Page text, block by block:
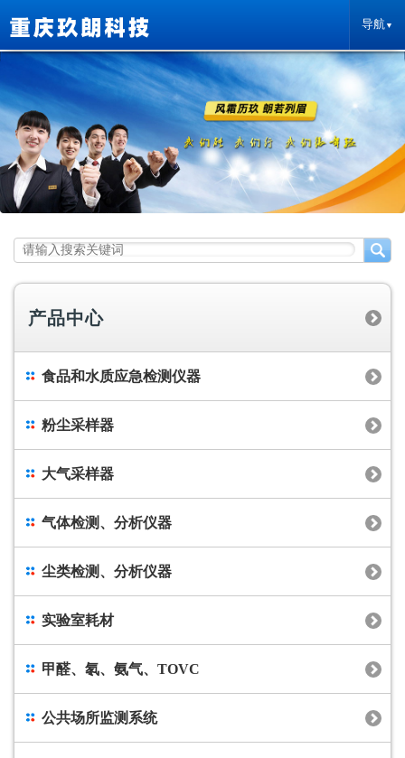
导航
产品中心
食品和水质应急检测仪器
粉尘采样器
大气采样器
气体检测、分析仪器
尘类检测、分析仪器
实验室耗材
甲醛、氡、氨气、TOVC
公共场所监测系统